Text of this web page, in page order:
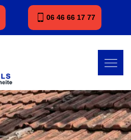
06 46 66 17 77